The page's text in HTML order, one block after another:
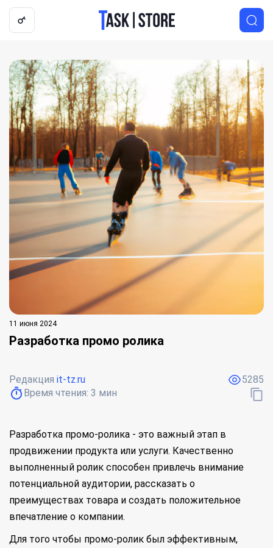
Логотип
11 июня 2024
Разработка промо ролика
Редакция it-tz.ru
Время чтения: 3 мин
5285
Разработка промо-ролика - это важный этап в
продвижении продукта или услуги. Качественно
выполненный ролик способен привлечь внимание
потенциальной аудитории, рассказать о
преимуществах товара и создать положительное
впечатление о компании.
Для того чтобы промо-ролик был эффективным,